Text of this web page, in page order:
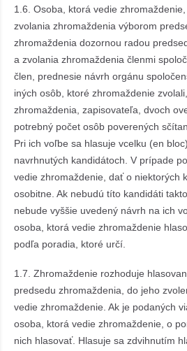
1.6. Osoba, ktorá vedie
zvolania zhromaždenia výborom
zhromaždenia dozornou radou
a zvolania zhromaždenia členmi
člen, prednesie návrh orgánu
iných osôb, ktoré zhromaždenie
zhromaždenia, zapisovateľa, dvoch
potrebný počet osôb poverených
Pri ich voľbe sa hlasuje vcelku (en
navrhnutých kandidátoch. V prípade
vedie zhromaždenie, dať o niektorých
osobitne. Ak nebudú títo kan­didáti
nebude vyššie uvedený návrh na ich
osoba, ktorá vedie zhromaždenie
podľa poradia, ktoré určí.
1.7. Zhromaždenie rozhoduje
predsedu zhromaždenia, do jeho
vedie zhromaždenie. Ak je podaných
osoba, ktorá vedie zhromaždenie, o
nich hlasovať. Hlasuje sa zdvihnutím